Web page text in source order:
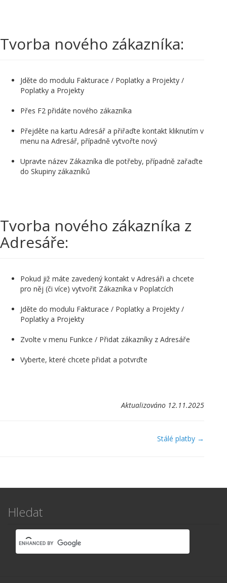
Tvorba nového zákazníka:
Jděte do modulu Fakturace / Poplatky a Projekty /
Poplatky a Projekty
Přes F2 přidáte nového zákazníka
Přejděte na kartu Adresář a přiřaďte kontakt kliknutím v
menu na Adresář, případně vytvořte nový
Upravte název Zákazníka dle potřeby, případně zařaďte
do Skupiny zákazníků
Tvorba nového zákazníka z
Adresáře:
Pokud již máte zavedený kontakt v Adresáři a chcete
pro něj (či více) vytvořit Zákazníka v Poplatcích
Jděte do modulu Fakturace / Poplatky a Projekty /
Poplatky a Projekty
Zvolte v menu Funkce / Přidat zákazníky z Adresáře
Vyberte, které chcete přidat a potvrďte
Aktualizováno 12.11.2025
Stálé platby →
Hledat